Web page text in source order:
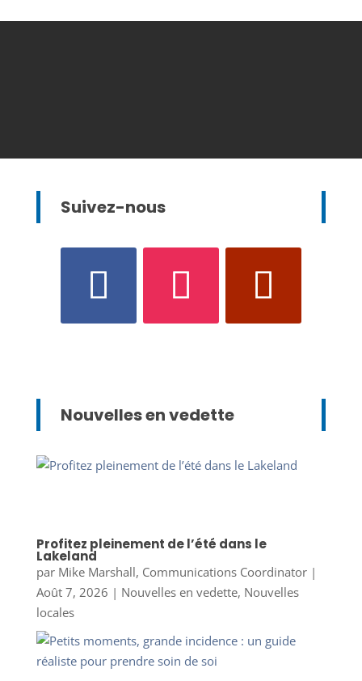
Suivez-nous
Nouvelles en vedette
Profitez pleinement de l’été dans le
Lakeland
par Mike Marshall, Communications Coordinator|
Août 7, 2026 | Nouvelles en vedette, Nouvelles
locales